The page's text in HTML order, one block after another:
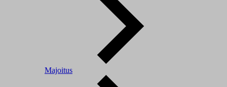
Majoitus